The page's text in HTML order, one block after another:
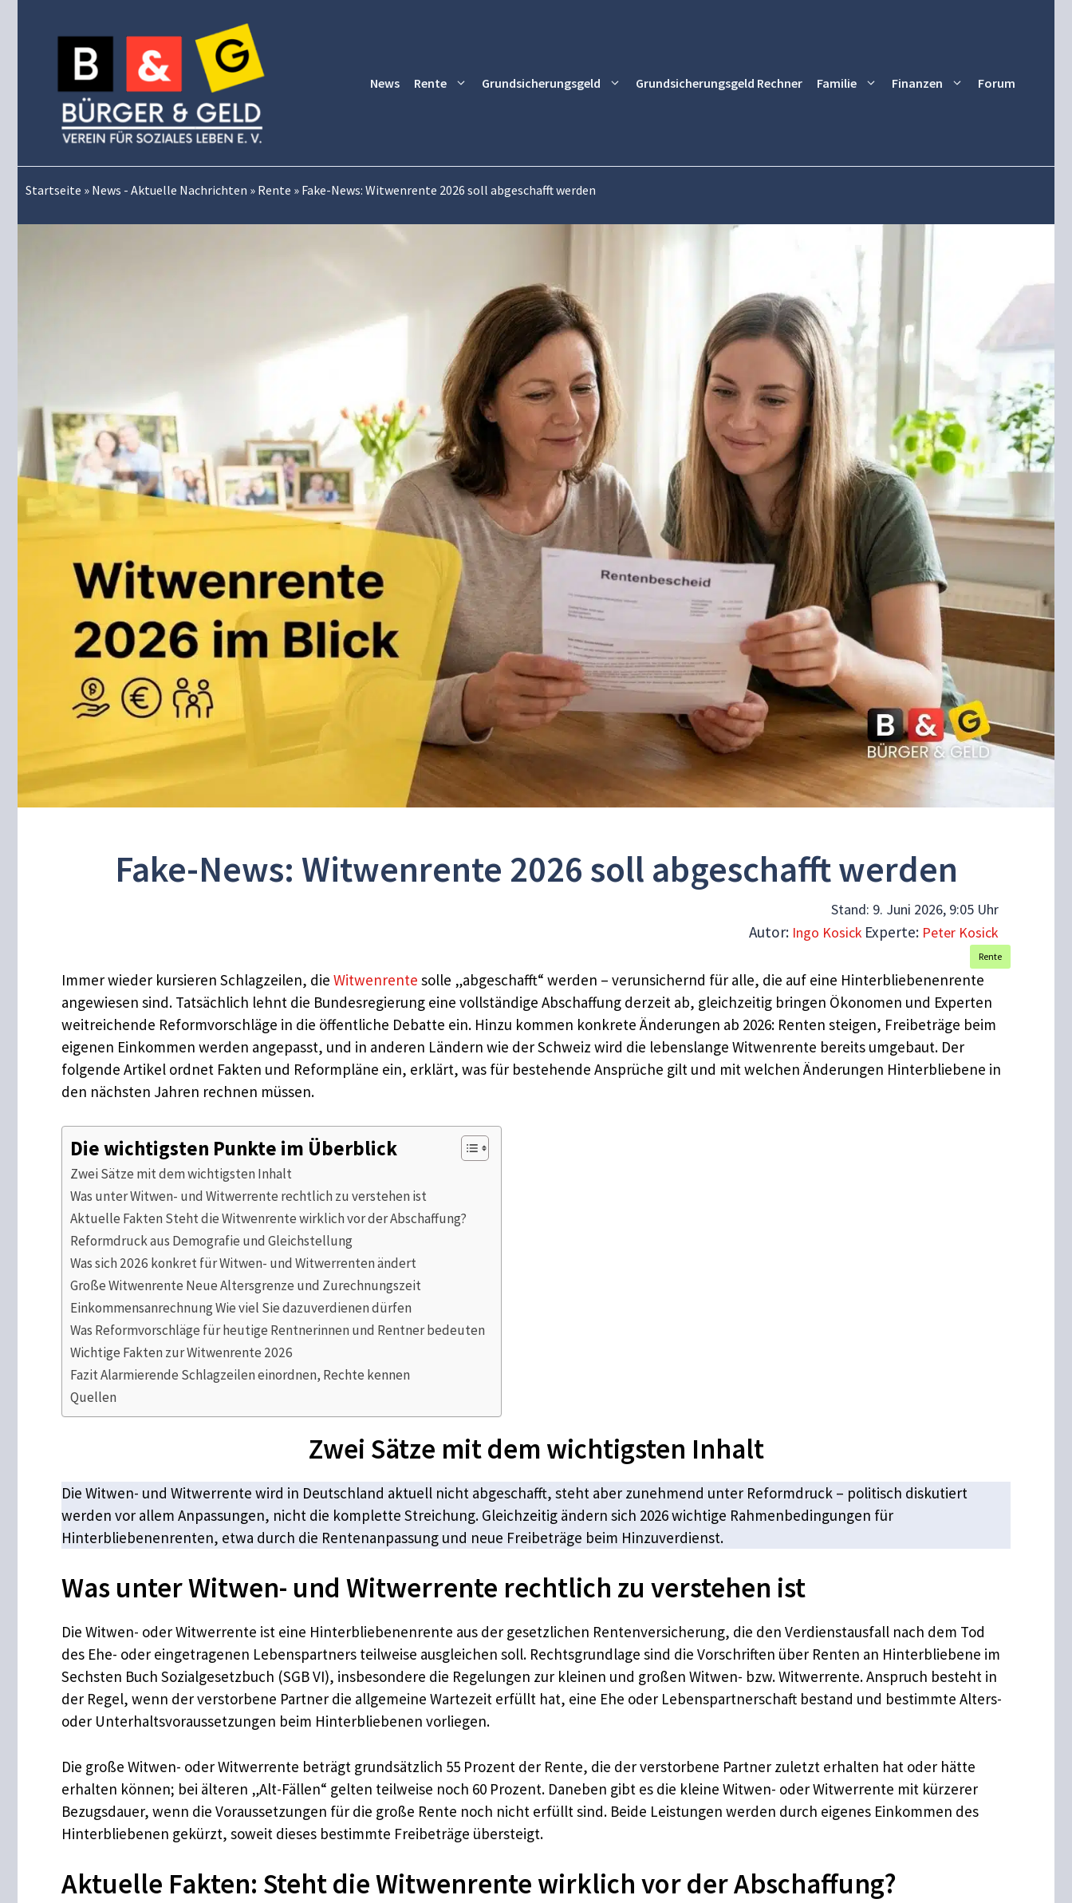
News Rente Grundsicherungsgeld Grundsicherungsgeld Rechner Familie Finanzen Forum
Startseite » News - Aktuelle Nachrichten » Rente » Fake-News: Witwenrente 2026 soll abgeschafft werden
Fake-News: Witwenrente 2026 soll abgeschafft werden
Stand: 9. Juni 2026, 9:05 Uhr
Autor: Ingo Kosick Experte: Peter Kosick
Rente
Immer wieder kursieren Schlagzeilen, die Witwenrente solle „abgeschafft“ werden – verunsichernd für alle, die auf eine Hinterbliebenenrente
angewiesen sind. Tatsächlich lehnt die Bundesregierung eine vollständige Abschaffung derzeit ab, gleichzeitig bringen Ökonomen und Experten
weitreichende Reformvorschläge in die öffentliche Debatte ein. Hinzu kommen konkrete Änderungen ab 2026: Renten steigen, Freibeträge beim
eigenen Einkommen werden angepasst, und in anderen Ländern wie der Schweiz wird die lebenslange Witwenrente bereits umgebaut. Der
folgende Artikel ordnet Fakten und Reformpläne ein, erklärt, was für bestehende Ansprüche gilt und mit welchen Änderungen Hinterbliebene in
den nächsten Jahren rechnen müssen.
Die wichtigsten Punkte im Überblick
Zwei Sätze mit dem wichtigsten Inhalt
Was unter Witwen- und Witwerrente rechtlich zu verstehen ist
Aktuelle Fakten Steht die Witwenrente wirklich vor der Abschaffung?
Reformdruck aus Demografie und Gleichstellung
Was sich 2026 konkret für Witwen- und Witwerrenten ändert
Große Witwenrente Neue Altersgrenze und Zurechnungszeit
Einkommensanrechnung Wie viel Sie dazuverdienen dürfen
Was Reformvorschläge für heutige Rentnerinnen und Rentner bedeuten
Wichtige Fakten zur Witwenrente 2026
Fazit Alarmierende Schlagzeilen einordnen, Rechte kennen
Quellen
Zwei Sätze mit dem wichtigsten Inhalt
Die Witwen- und Witwerrente wird in Deutschland aktuell nicht abgeschafft, steht aber zunehmend unter Reformdruck – politisch diskutiert
werden vor allem Anpassungen, nicht die komplette Streichung. Gleichzeitig ändern sich 2026 wichtige Rahmenbedingungen für
Hinterbliebenenrenten, etwa durch die Rentenanpassung und neue Freibeträge beim Hinzuverdienst.
Was unter Witwen- und Witwerrente rechtlich zu verstehen ist
Die Witwen- oder Witwerrente ist eine Hinterbliebenenrente aus der gesetzlichen Rentenversicherung, die den Verdienstausfall nach dem Tod
des Ehe- oder eingetragenen Lebenspartners teilweise ausgleichen soll. Rechtsgrundlage sind die Vorschriften über Renten an Hinterbliebene im
Sechsten Buch Sozialgesetzbuch (SGB VI), insbesondere die Regelungen zur kleinen und großen Witwen- bzw. Witwerrente. Anspruch besteht in
der Regel, wenn der verstorbene Partner die allgemeine Wartezeit erfüllt hat, eine Ehe oder Lebenspartnerschaft bestand und bestimmte Alters-
oder Unterhaltsvoraussetzungen beim Hinterbliebenen vorliegen.
Die große Witwen- oder Witwerrente beträgt grundsätzlich 55 Prozent der Rente, die der verstorbene Partner zuletzt erhalten hat oder hätte
erhalten können; bei älteren „Alt-Fällen“ gelten teilweise noch 60 Prozent. Daneben gibt es die kleine Witwen- oder Witwerrente mit kürzerer
Bezugsdauer, wenn die Voraussetzungen für die große Rente noch nicht erfüllt sind. Beide Leistungen werden durch eigenes Einkommen des
Hinterbliebenen gekürzt, soweit dieses bestimmte Freibeträge übersteigt.
Aktuelle Fakten: Steht die Witwenrente wirklich vor der Abschaffung?